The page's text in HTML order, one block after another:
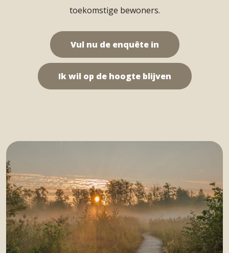
toekomstige bewoners.
Vul nu de enquête in
Ik wil op de hoogte blijven